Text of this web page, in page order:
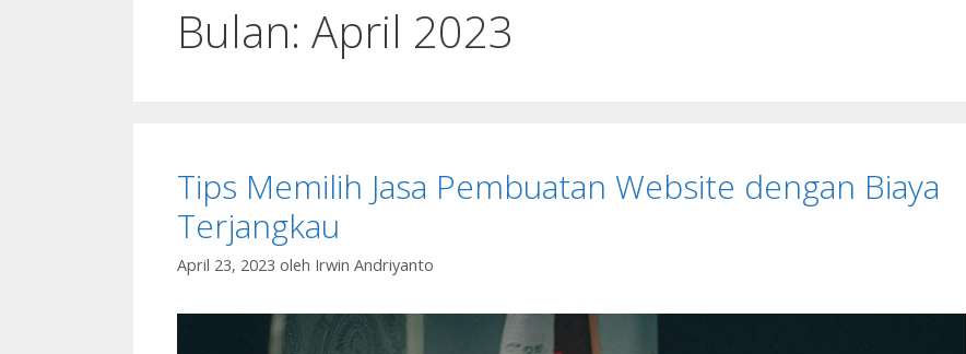
Bulan: April 2023
Tips Memilih Jasa Pembuatan Website dengan Biaya
Terjangkau
April 23, 2023 oleh Irwin Andriyanto